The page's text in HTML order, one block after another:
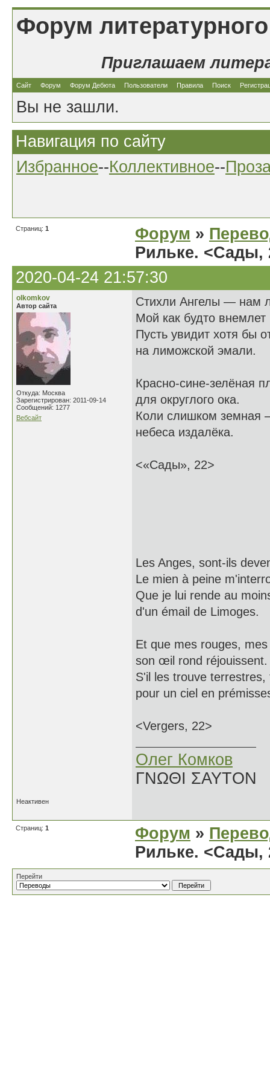
Форум
Приглашаем
Сайт Форум Форум Дебюта Пользователи Правила Поиск
Вы не зашли.
Навигация по сайту
Избранное--Коллективное--
Страниц: 1 Форум »
Рильке. <Сады,
2020-04-24 21:57:30
olkomkov
Автор сайта
Откуда: Москва
Зарегистрирован: 2011-09-14
Сообщений: 1277
Вебсайт
Стихли Ангелы — нам
Мой как будто внемлет
Пусть увидит хотя бы
на лиможской эмали.
Красно-сине-зелёная
для округлого ока.
Коли слишком земная
небеса издалёка.
<«Сады», 22>
Les Anges, sont-ils
Le mien à peine
Que je lui rende au
d'un émail de Limoges.
Et que mes rouges,
son œil rond réjouissent.
S'il les trouve terrestres,
pour un ciel en
<Vergers, 22>
Олег Комков
ΓΝΩΘΙ ΣΑΥΤΟΝ
Неактивен
Страниц: 1 Форум »
Рильке. <Сады,
Перейти